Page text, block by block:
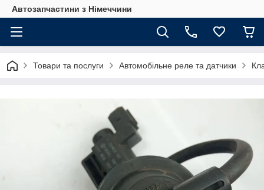
Автозапчастини з Німеччини
Товари та послуги Автомобільне реле та датчики